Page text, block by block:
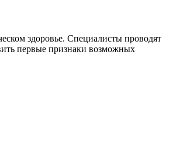
здоровье. Специалисты проводят
первые признаки возможных